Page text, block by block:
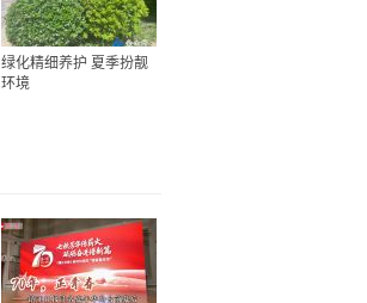
绿化精细养护 夏季扮靓
环境